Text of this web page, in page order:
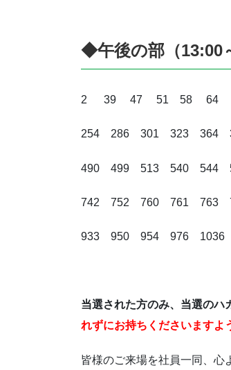
◆午後の部（13:00
2 39 47 51 58 64
254 286 301 323 364
490 499 513 540 544
742 752 760 761 763
933 950 954 976
当選された方のみ、当選のハ
れずにお持ちくださいますよ
皆様のご来場を社員一同、心